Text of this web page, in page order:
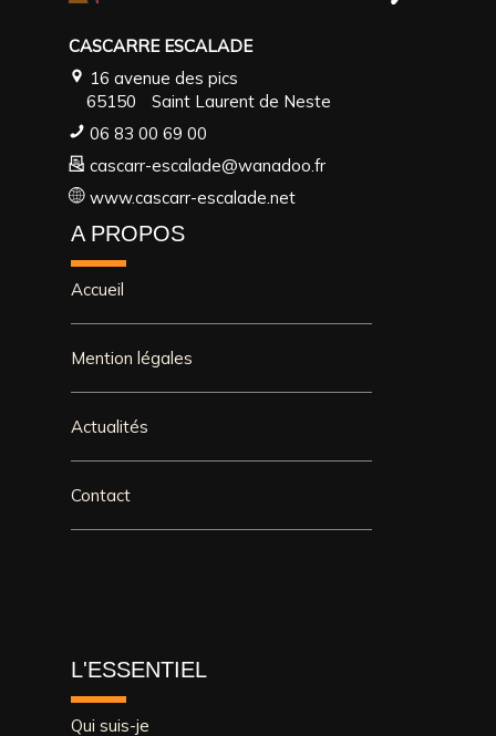
CASCARRE ESCALADE
16 avenue des pics
65150
Saint Laurent de Neste
06 83 00 69 00
cascarr-escalade@wanadoo.fr
www.cascarr-escalade.net
A PROPOS
Accueil
Mention légales
Actualités
Contact
L'ESSENTIEL
Qui suis-je